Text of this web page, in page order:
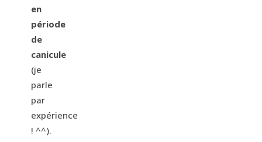
en
période
de
canicule
(je
parle
par
expérience
! ^^).